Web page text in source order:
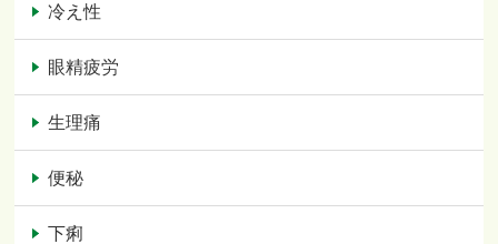
冷え性
眼精疲労
生理痛
便秘
下痢